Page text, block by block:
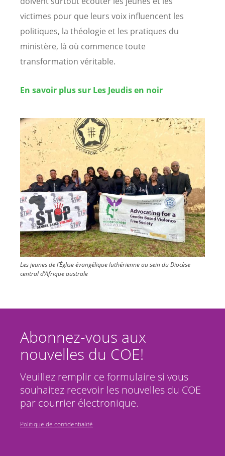
victimes pour que leurs voix influencent les
politiques, la théologie et les pratiques du
ministère, là où commence toute
transformation véritable.
En savoir plus sur Les Jeudis en noir
Image
Les jeunes de l’Église évangélique luthérienne au sein du Diocèse
central d’Afrique australe
Abonnez-vous aux
nouvelles du COE!
Veuillez remplir ce formulaire si vous
souhaitez recevoir les nouvelles du COE
par courrier électronique.
Politique de confidentialité